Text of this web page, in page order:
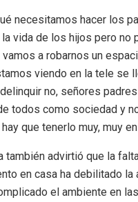
necesitamos hacer los
vida de los hijos pero no
a robarnos un
viendo en la tele se
no, señores
todos como sociedad y
que tenerlo muy, muy
también advirtió que la
en casa ha debilitado la
el ambiente en